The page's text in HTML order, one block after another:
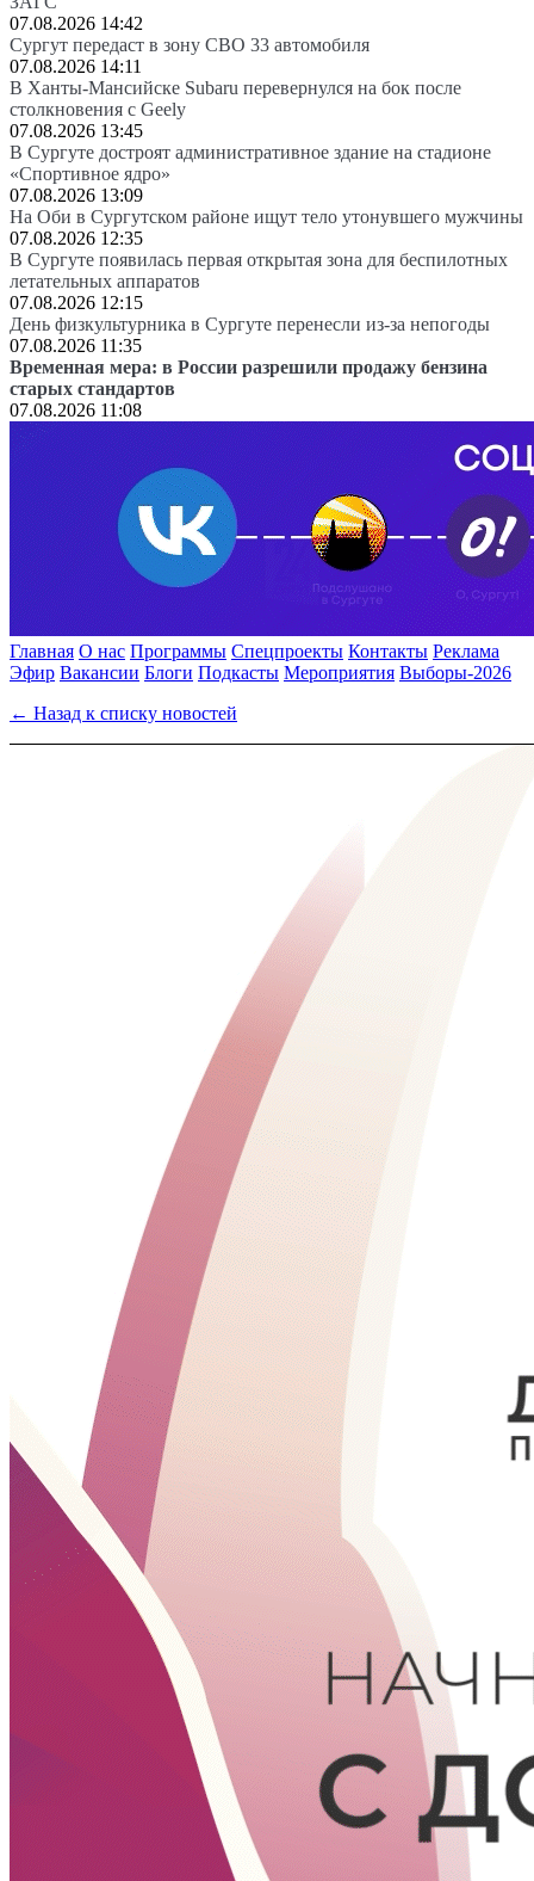
07.08.2026 14:42
Сургут передаст в зону СВО 33 автомобиля
07.08.2026 14:11
В Ханты-Мансийске Subaru перевернулся на бок после
столкновения с Geely
07.08.2026 13:45
В Сургуте достроят административное здание на стадионе
«Спортивное ядро»
07.08.2026 13:09
На Оби в Сургутском районе ищут тело утонувшего мужчины
07.08.2026 12:35
В Сургуте появилась первая открытая зона для беспилотных
летательных аппаратов
07.08.2026 12:15
День физкультурника в Сургуте перенесли из-за непогоды
07.08.2026 11:35
Временная мера: в России разрешили продажу бензина
старых стандартов
07.08.2026 11:08
Главная О нас Программы Спецпроекты Контакты Реклама
Эфир Вакансии Блоги Подкасты Мероприятия Выборы-2026
← Назад к списку новостей